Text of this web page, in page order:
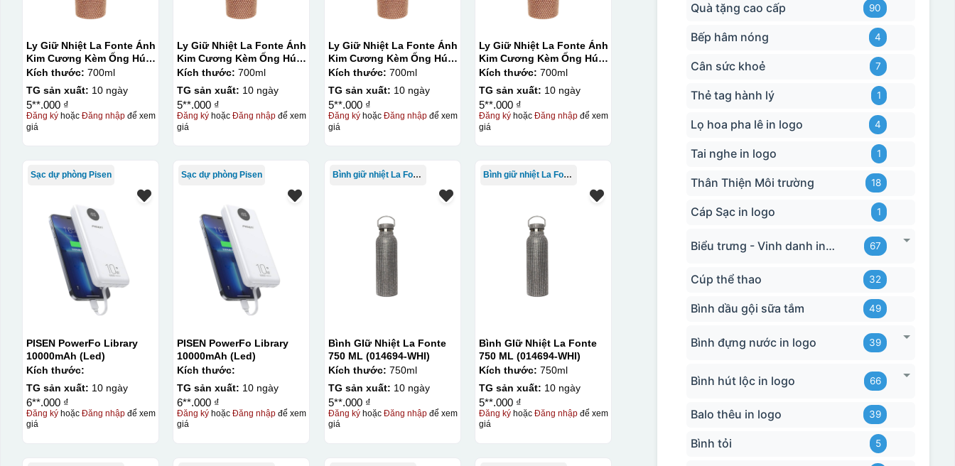
Ly Giữ Nhiệt La Fonte Ánh
Kim Cương Kèm Ống Hút-
700 ml-014687-GOL
Kích thước: 700ml
TG sản xuất: 10 ngày
5**.000 ₫
Đăng kýhoặc Đăng nhậpđể xem
giá
Ly Giữ Nhiệt La Fonte Ánh
Kim Cương Kèm Ống Hút-
700 ml-014687-GOL
Kích thước: 700ml
TG sản xuất: 10 ngày
5**.000 ₫
Đăng ký hoặcĐăng nhập để xem
giá
Ly Giữ Nhiệt La Fonte Ánh
Kim Cương Kèm Ống Hút-
700 ml-014687-GOL
Kích thước: 700ml
TG sản xuất: 10 ngày
5**.000 ₫
Đăng kýhoặc Đăng nhậpđể xem
giá
Ly Giữ Nhiệt La Fonte Ánh
Kim Cương Kèm Ống Hút-
700 ml-014687-GOL
Kích thước: 700ml
TG sản xuất: 10 ngày
5**.000 ₫
Đăng ký hoặcĐăng nhập để xem
giá
Sạc dự phòng Pisen
PISEN PowerFo Library
10000mAh (Led)
Kích thước:
TG sản xuất: 10 ngày
6**.000 ₫
Đăng kýhoặc Đăng nhậpđể xem
giá
Sạc dự phòng Pisen
PISEN PowerFo Library
10000mAh (Led)
Kích thước:
TG sản xuất: 10 ngày
6**.000 ₫
Đăng ký hoặcĐăng nhập để xem
giá
Bình giữ nhiệt La Fonte
Bình GIữ Nhiệt La Fonte
750 ML (014694-WHI)
Kích thước: 750ml
TG sản xuất: 10 ngày
5**.000 ₫
Đăng kýhoặc Đăng nhậpđể xem
giá
Bình giữ nhiệt La Fonte
Bình GIữ Nhiệt La Fonte
750 ML (014694-WHI)
Kích thước: 750ml
TG sản xuất: 10 ngày
5**.000 ₫
Đăng ký hoặcĐăng nhập để xem
giá
Quà tặng cao cấp 90
Bếp hâm nóng 4
Cân sức khoẻ 7
Thẻ tag hành lý 1
Lọ hoa pha lê in logo 4
Tai nghe in logo 1
Thân Thiện Môi trường 18
Cáp Sạc in logo 1
Biểu trưng - Vinh danh in logo 67
Cúp thể thao 32
Bình dầu gội sữa tắm 49
Bình đựng nước in logo 39
Bình hút lộc in logo 66
Balo thêu in logo 39
Bình tỏi 5